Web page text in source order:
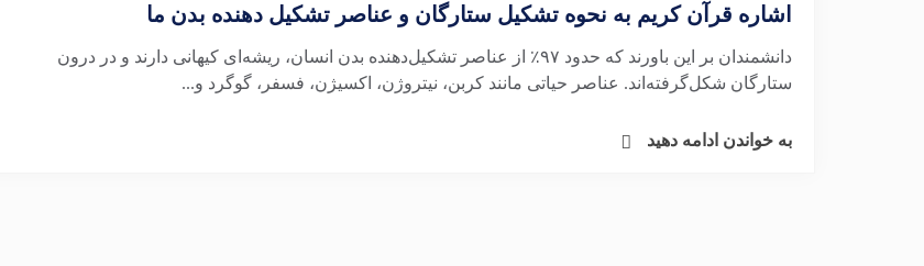
اشاره قرآن کریم به نحوه تشکیل ستارگان و عناصر تشکیل دهنده بدن ما
دانشمندان بر این باورند که حدود ۹۷٪ از عناصر تشکیل‌دهنده بدن انسان، ریشه‌ای کیهانی دارند و در درون
ستارگان شکل‌گرفته‌اند. عناصر حیاتی مانند کربن، نیتروژن، اکسیژن، فسفر، گوگرد و...
به خواندن ادامه دهید